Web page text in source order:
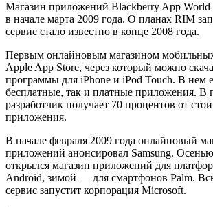
Магазин приложений Blackberry App World
в начале марта 2009 года. О планах RIM
сервис стало известно в конце 2008 года.
Первым онлайновым магазином
Apple App Store, через который можно
программы для iPhone и iPod Touch. В нем
бесплатные, так и платные приложения. В
разработчик получает 70 процентов от
приложения.
В начале февраля 2009 года онлайновый
приложений анонсировал Samsung.
открылся магазин приложений для
Android, зимой — для смартфонов Palm.
сервис запустит корпорация Microsoft.